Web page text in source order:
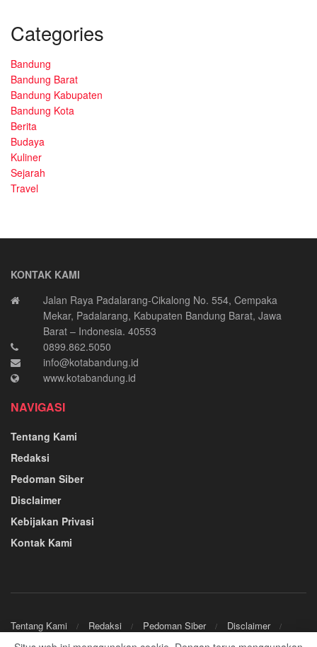
Categories
Bandung
Bandung Barat
Bandung Kabupaten
Bandung Kota
Berita
Budaya
Kuliner
Sejarah
Travel
KONTAK KAMI
Jalan Raya Padalarang-Cikalong No. 554, Cempaka
Mekar, Padalarang, Kabupaten Bandung Barat, Jawa
Barat – Indonesia. 40553
0899.862.5050
info@kotabandung.id
www.kotabandung.id
NAVIGASI
Tentang Kami
Redaksi
Pedoman Siber
Disclaimer
Kebijakan Privasi
Kontak Kami
Tentang Kami Redaksi Pedoman Siber
Disclaimer